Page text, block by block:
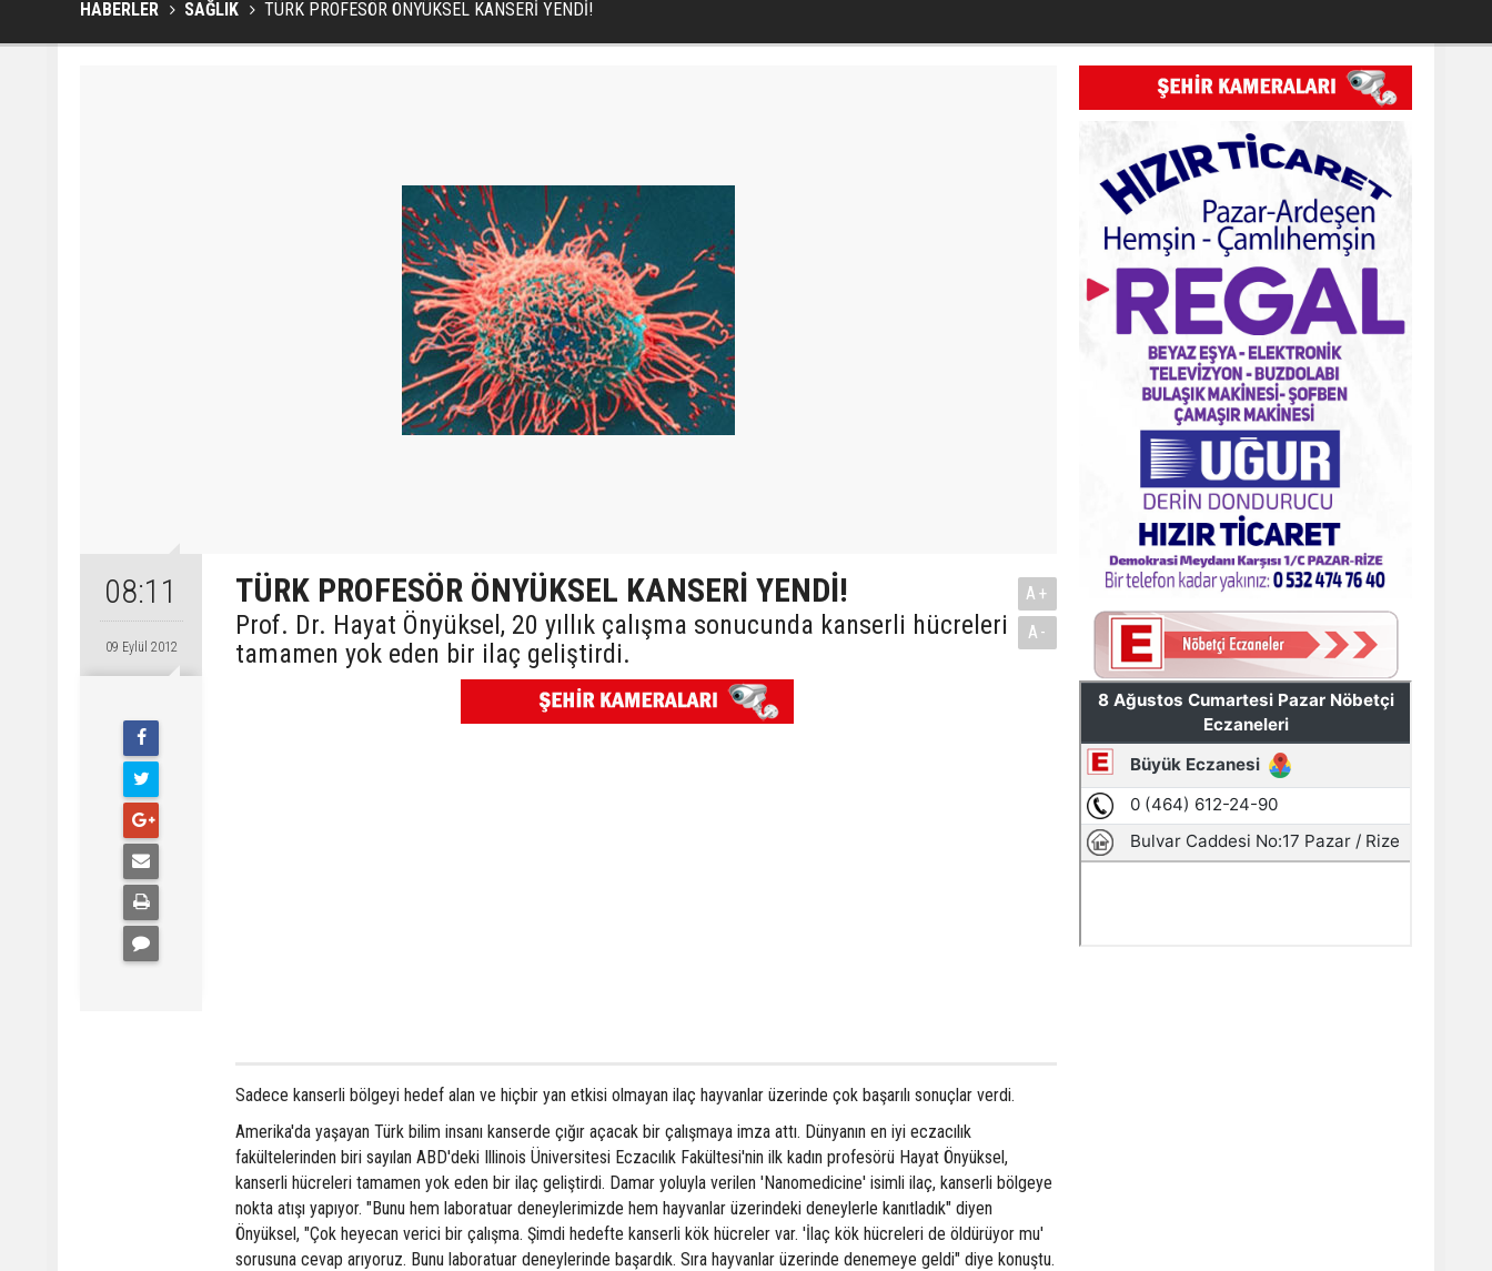
HABERLER SAĞLIK TÜRK PROFESÖR ÖNYÜKSEL KANSERİ YENDİ!
08:11
09 Eylül 2012
TÜRK PROFESÖR ÖNYÜKSEL KANSERİ YENDİ!
Prof. Dr. Hayat Önyüksel, 20 yıllık çalışma sonucunda kanserli hücreleri
tamamen yok eden bir ilaç geliştirdi.
A+
A-
Sadece kanserli bölgeyi hedef alan ve hiçbir yan etkisi olmayan ilaç hayvanlar üzerinde çok başarılı sonuçlar verdi.
Amerika'da yaşayan Türk bilim insanı kanserde çığır açacak bir çalışmaya imza attı. Dünyanın en iyi eczacılık
fakültelerinden biri sayılan ABD'deki Illinois Üniversitesi Eczacılık Fakültesi'nin ilk kadın profesörü Hayat Önyüksel,
kanserli hücreleri tamamen yok eden bir ilaç geliştirdi. Damar yoluyla verilen 'Nanomedicine' isimli ilaç, kanserli bölgeye
nokta atışı yapıyor. "Bunu hem laboratuar deneylerimizde hem hayvanlar üzerindeki deneylerle kanıtladık" diyen
Önyüksel, "Çok heyecan verici bir çalışma. Şimdi hedefte kanserli kök hücreler var. 'İlaç kök hücreleri de öldürüyor mu'
sorusuna cevap arıyoruz. Bunu laboratuar deneylerinde başardık. Sıra hayvanlar üzerinde denemeye geldi" diye konuştu.